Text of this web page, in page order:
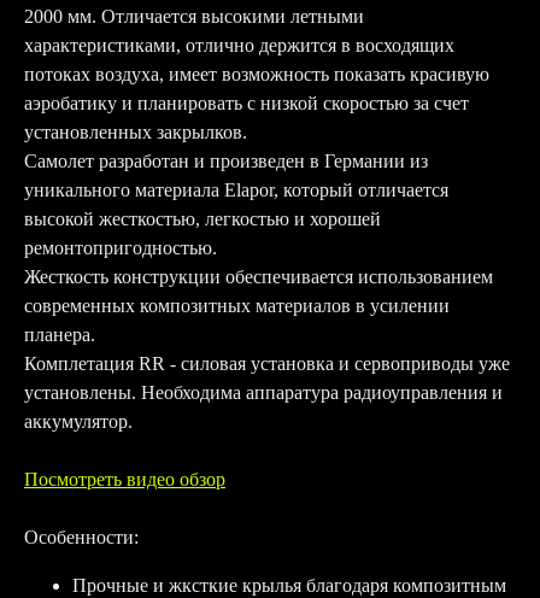
2000 мм. Отличается высокими летными
характеристиками, отлично держится в восходящих
потоках воздуха, имеет возможность показать красивую
аэробатику и планировать с низкой скоростью за счет
установленных закрылков.
Самолет разработан и произведен в Германии из
уникального материала Elapor, который отличается
высокой жесткостью, легкостью и хорошей
ремонтопригодностью.
Жесткость конструкции обеспечивается использованием
современных композитных материалов в усилении
планера.
Комплетация RR - силовая установка и сервоприводы уже
установлены. Необходима аппаратура радиоуправления и
аккумулятор.
Посмотреть видео обзор
Особенности:
Прочные и жксткие крылья благодаря композитным